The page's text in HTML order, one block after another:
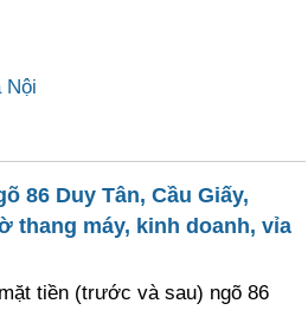
Nội
86 Duy Tân, Cầu Giấy,
thang máy, kinh doanh, vỉa
tiền (trước và sau) ngõ 86